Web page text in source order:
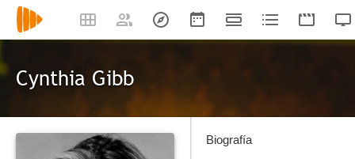
Cynthia Gibb
Biografía